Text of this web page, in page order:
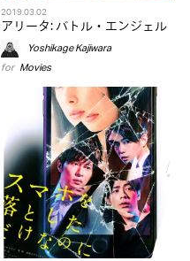
2019.03.02
アリータ: バトル・エンジェル
Yoshikage Kajiwara
for Movies